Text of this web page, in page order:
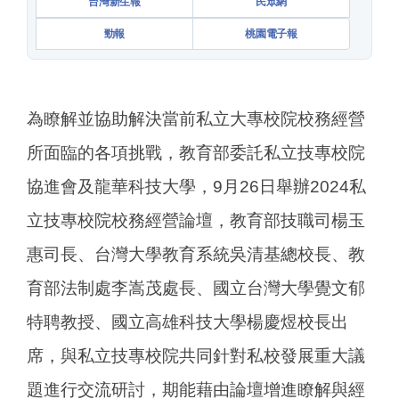
勁報 桃園電子報
為瞭解並協助解決當前私立大專校院校務經營
所面臨的各項挑戰，教育部委託私立技專校院
協進會及龍華科技大學，9月26日舉辦2024私
立技專校院校務經營論壇，教育部技職司楊玉
惠司長、台灣大學教育系統吳清基總校長、教
育部法制處李嵩茂處長、國立台灣大學覺文郁
特聘教授、國立高雄科技大學楊慶煜校長出
席，與私立技專校院共同針對私校發展重大議
題進行交流研討，期能藉由論壇增進瞭解與經